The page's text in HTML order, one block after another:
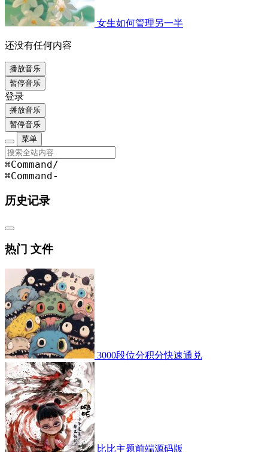
女生如何管理另一半
还没有任何内容
播放音乐
暂停音乐
登录
播放音乐
暂停音乐
菜单
⌘Command /
⌘Command -
历史记录
热门 文件
3000段位分积分快速通兑
比比主题前端源码版